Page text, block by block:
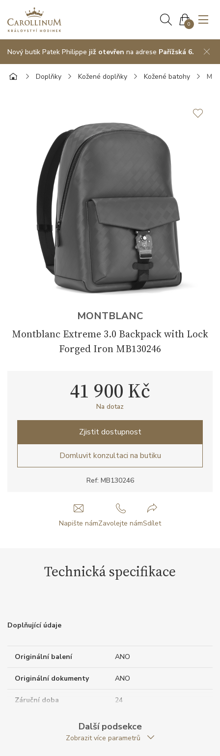
0
Nový butik Patek Philippe již otevřen na adrese Pařížská 6.
Doplňky Kožené doplňky Kožené batohy
MONTBLANC
Montblanc Extreme 3.0 Backpack with Lock
Forged Iron MB130246
Ref: MB130246
41 900 Kč
Na dotaz
Zjistit dostupnost
Domluvit konzultaci na butiku
Napište námZavolejte námSdílet
Technická specifikace
Doplňující údaje
Originální balení ANO
Originální dokumenty ANO
Záruční doba
24
Extreme 3.0
Další podsekce
Zobrazit více parametrů